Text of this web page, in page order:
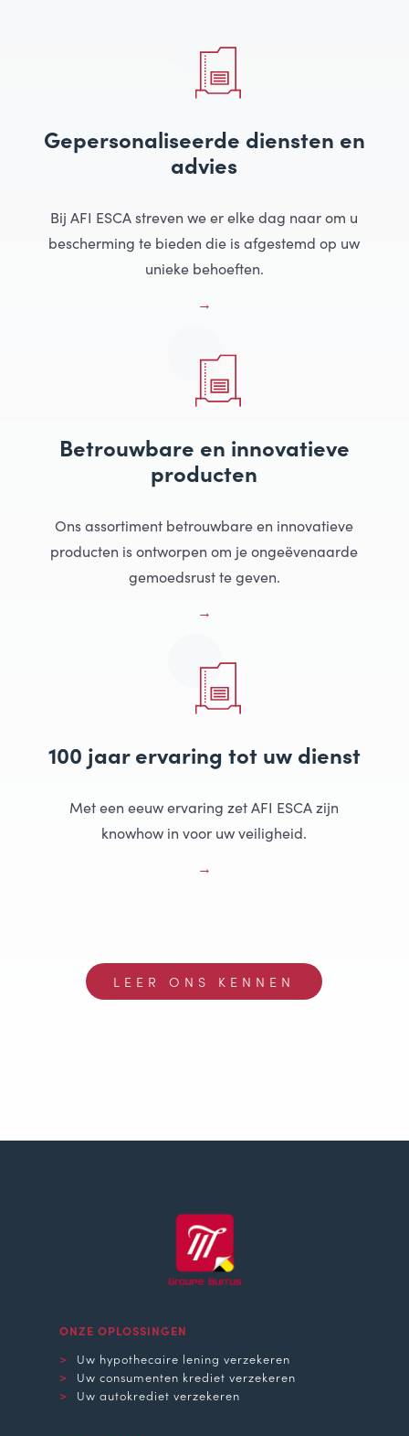
Gepersonaliseerde diensten en
advies
Bij AFI ESCA streven we er elke dag naar om u
bescherming te bieden die is afgestemd op uw
unieke behoeften.
Betrouwbare en innovatieve
producten
Ons assortiment betrouwbare en innovatieve
producten is ontworpen om je ongeëvenaarde
gemoedsrust te geven.
100 jaar ervaring tot uw dienst
Met een eeuw ervaring zet AFI ESCA zijn
knowhow in voor uw veiligheid.
LEER ONS KENNEN
ONZE OPLOSSINGEN
Uw hypothecaire lening verzekeren
Uw consumenten krediet verzekeren
Uw autokrediet verzekeren